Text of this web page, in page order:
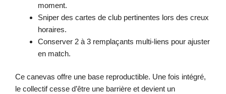
moment.
Sniper des cartes de club pertinentes lors des creux
horaires.
Conserver 2 à 3 remplaçants multi-liens pour ajuster
en match.
Ce canevas offre une base reproductible. Une fois intégré,
le collectif cesse d’être une barrière et devient un